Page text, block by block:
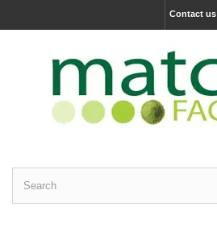
Contact us